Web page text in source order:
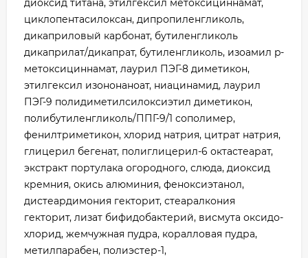
диоксид титана, этилгексил метоксициннамат,
циклопентасилоксан, дипропиленгликоль,
дикаприловый карбонат, бутиленгликоль
дикаприлат/дикапрат, бутиленгликоль, изоамил p-
метоксициннамат, лаурил ПЭГ-8 диметикон,
этилгексил изононаноат, ниацинамид, лаурил
ПЭГ-9 полидиметилсилоксиэтил диметикон,
полибутиленгликоль/ППГ-9/1 сополимер,
фенилтриметикон, хлорид натрия, цитрат натрия,
глицерил бегенат, полиглицерил-6 октастеарат,
экстракт портулака огородного, слюда, диоксид
кремния, окись алюминия, феноксиэтанол,
дистеардимония гекторит, стеаралкония
гекторит, лизат бифидобактерий, висмута оксидо-
хлорид, жемчужная пудра, коралловая пудра,
метилпарабен, полиэстер-1,